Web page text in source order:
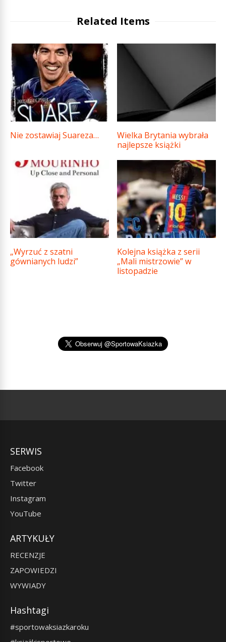
Related Items
Nie zostawiaj Suareza…
Wielka Brytania wybrała
najlepsze książki
„Wyrzuć z szatni
gównianych ludzi”
Kolejna książka z serii
„Mali mistrzowie” w
listopadzie
SERWIS
Facebook
Twitter
Instagram
YouTube
ARTYKUŁY
RECENZJE
ZAPOWIEDZI
WYWIADY
Hashtagi
#sportowaksiazkaroku